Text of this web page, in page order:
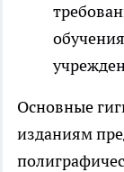
Основные
изданиям